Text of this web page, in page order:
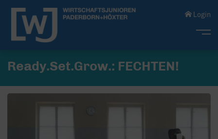
Login
Ready.Set.Grow.: FECHTEN!